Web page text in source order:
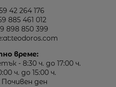
42 264 176
885 461 012
898 850 399
време:
- 8:30 ч. до 17:00 ч.
ч. до 15:00 ч.
Почивен ден